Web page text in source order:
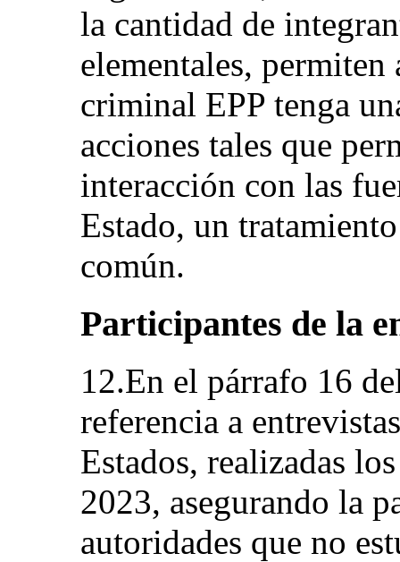
la cantidad de
elementales,
criminal EPP tenga
acciones tales que
interacción con las
Estado, un
común.
Participantes de la
12.En el párrafo 16
referencia a
Estados, realizadas
2023, asegurando la
autoridades que no